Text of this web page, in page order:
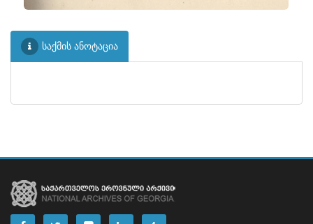
ᲤᲐᲘᲚᲘ 34
ᲤᲐᲘᲚᲘ 40
საქმის ანოტაცია